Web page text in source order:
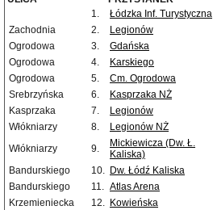
1.
Łódzka Inf. Turystyczna
Zachodnia
2. Legionów
Ogrodowa
3. Gdańska
Ogrodowa
4. Karskiego
Ogrodowa
5. Cm. Ogrodowa
Srebrzyńska
6. Kasprzaka NŻ
Kasprzaka
7. Legionów
Włókniarzy
8. Legionów NŻ
Włókniarzy
9.
Mickiewicza (Dw. Ł.
Kaliska)
Bandurskiego 10. Dw. Łódź Kaliska
Bandurskiego
11. Atlas Arena
Krzemieniecka
12. Kowieńska